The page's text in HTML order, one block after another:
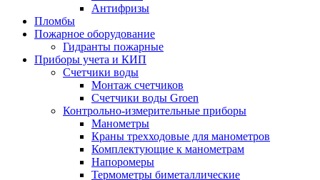
Антифризы
Пломбы
Пожарное оборудование
Гидранты пожарные
Приборы учета и КИП
Счетчики воды
Монтаж счетчиков
Счетчики воды Groen
Контрольно-измерительные приборы
Манометры
Краны трехходовые для манометров
Комплектующие к манометрам
Напоромеры
Термометры биметаллические